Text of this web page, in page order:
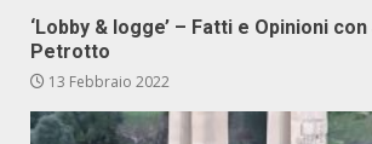
‘Lobby & logge’ – Fatti e Opinioni
Petrotto
13 Febbraio 2022